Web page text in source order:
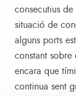
consecutius
situació de
alguns ports
constant sobre
encara que
continua sent